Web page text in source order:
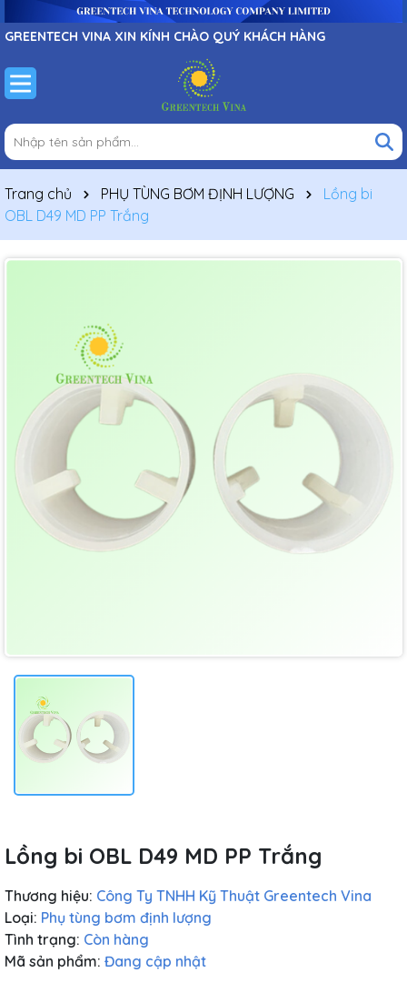
GREENTECH VINA XIN KÍNH CHÀO QUÝ KHÁCH HÀNG
Trang chủ PHỤ TÙNG BƠM ĐỊNH LƯỢNG
Lồng bi
OBL D49 MD PP Trắng
Lồng bi OBL D49 MD PP Trắng
Thương hiệu: Công Ty TNHH Kỹ Thuật Greentech Vina
Loại: Phụ tùng bơm định lượng
Tình trạng: Còn hàng
Mã sản phẩm: Đang cập nhật